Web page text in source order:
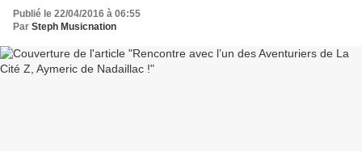
Publié le 22/04/2016 à 06:55
Par Steph Musicnation